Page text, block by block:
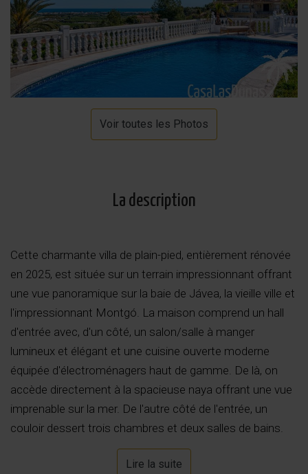
Voir toutes les Photos
La description
Cette charmante villa de plain-pied, entièrement rénovée
en 2025, est située sur un terrain impressionnant offrant
une vue panoramique sur la baie de Jávea, la vieille ville et
l'impressionnant Montgó. La maison comprend un hall
d'entrée avec, d'un côté, un salon/salle à manger
lumineux et élégant et une cuisine ouverte moderne
équipée d'électroménagers haut de gamme. De là, on
accède directement à la spacieuse naya offrant une vue
imprenable sur la mer. De l'autre côté de l'entrée, un
couloir dessert trois chambres et deux salles de bains.
La chambre principale dispose d'une salle de bains
attenante avec baignoire et douche à l'italienne, ainsi que
Lire la suite